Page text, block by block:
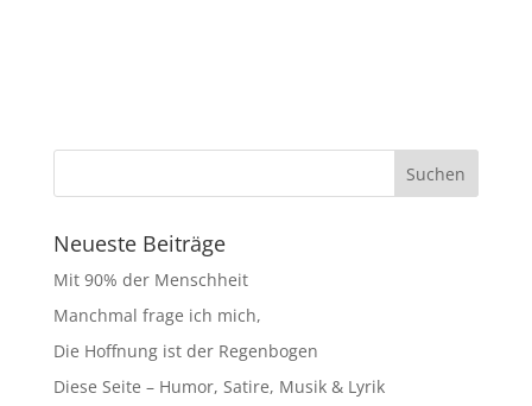
Neueste Beiträge
Mit 90% der Menschheit
Manchmal frage ich mich,
Die Hoffnung ist der Regenbogen
Diese Seite – Humor, Satire, Musik & Lyrik